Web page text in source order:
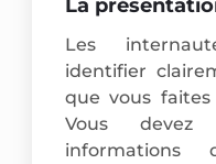
La
Les
identifier
que vous
Vous
informations